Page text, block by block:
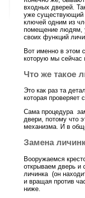
входных дверей.
уже существующий
ключей одним из
помещение людям,
своих функций
Вот именно в этом
которую мы сейчас
Что же такое
Это как раз та
которая проверяет
Сама процедура
двери, потому что
механизма. И в
Замена
Вооружаемся
открываем дверь и
личинка (он
и вращая против
ниже.